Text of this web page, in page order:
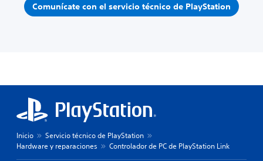
Comunícate con el servicio técnico de PlayStation
Inicio
Servicio técnico de PlayStation
Hardware y reparaciones
Controlador de PC de PlayStation Link